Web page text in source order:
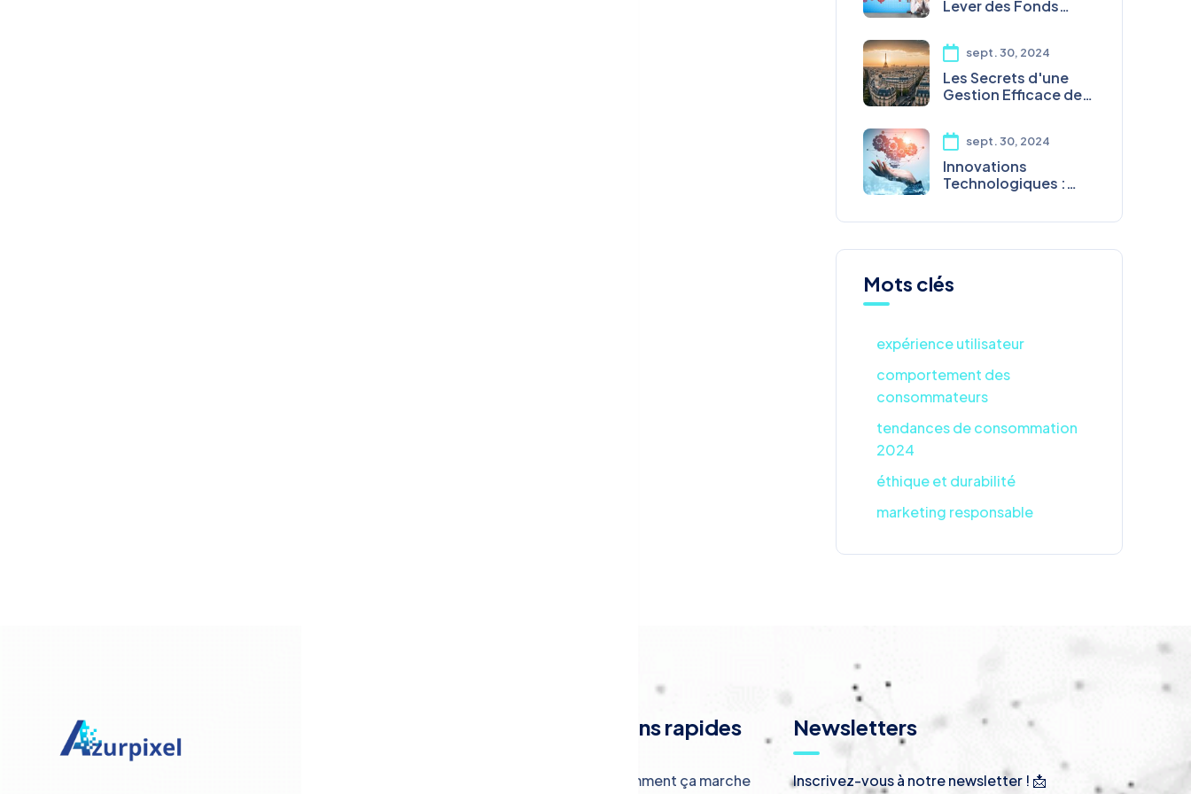
Lever des Fonds
sept. 30, 2024
Les Secrets d'une
Gestion Efficace des
sept. 30, 2024
Innovations
Technologiques :
Mots clés
expérience utilisateur
comportement des
consommateurs
tendances de consommation
2024
éthique et durabilité
marketing responsable
Liens rapides
Comment ça marche
Newsletters
Inscrivez-vous à notre newsletter ! 📩